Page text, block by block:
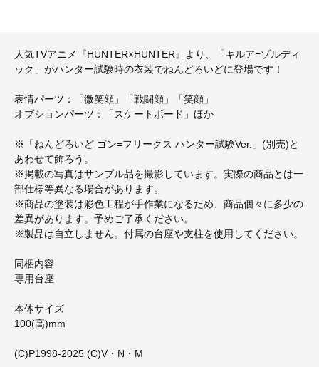
人気TVアニメ『HUNTER×HUNTER』より、「キルア=ゾルディ
ック」がハンター試験時の衣装でねんどろいどに登場です！
表情パーツ：「微笑顔」「戦闘顔」「笑顔」
オプションパーツ：「スケートボード」ほか
※「ねんどろいど ゴン=フリークス ハンター試験Ver.」(別売)と
あわせて飾ろう。
※掲載の写真はサンプル品を撮影しています。実際の商品とは一
部仕様等異なる場合があります。
※商品の塗装は彩色工程が手作業になるため、商品個々に多少の
差異があります。予めご了承ください。
※製品は自立しません。付属の台座や支柱を使用してください。
同梱内容
専用台座
本体サイズ
100(高)mm
(C)P1998-2025 (C)V・N・M